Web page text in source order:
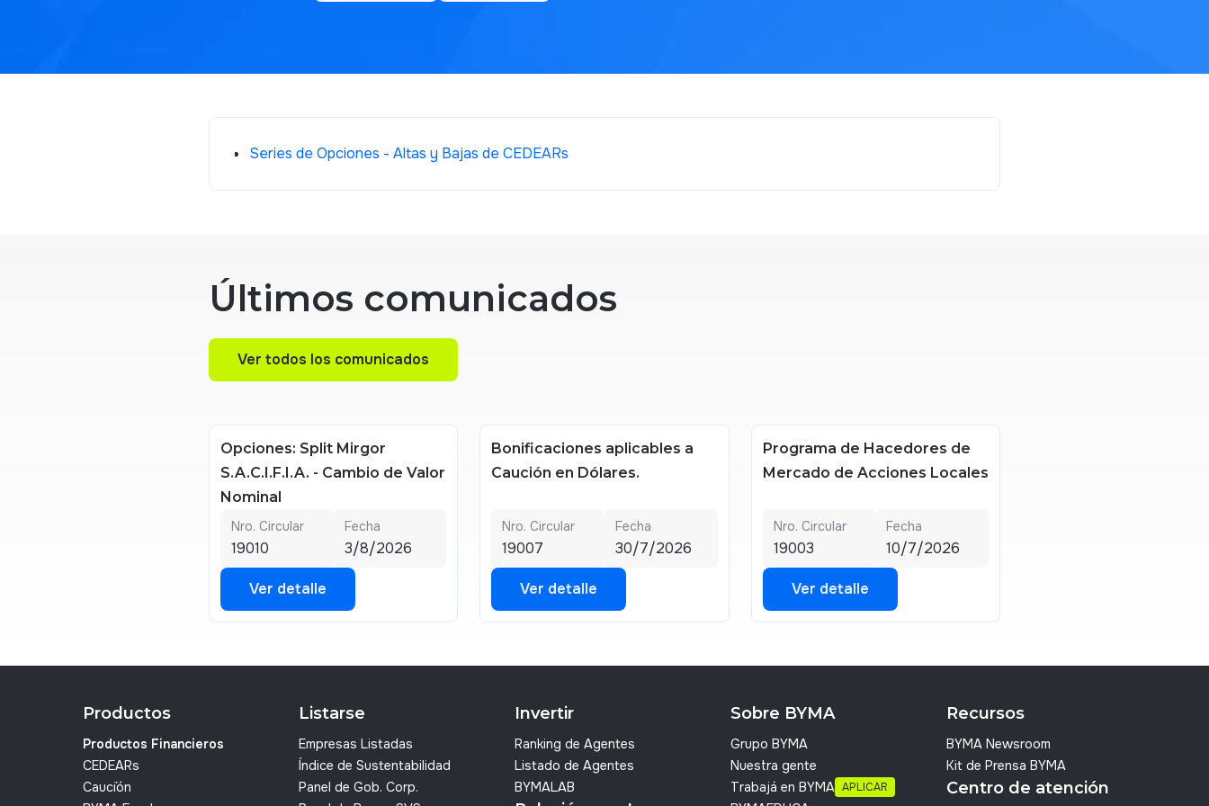
Series de Opciones - Altas y Bajas de CEDEARs
Últimos comunicados
Ver todos los comunicados
Opciones: Split Mirgor
S.A.C.I.F.I.A. - Cambio de Valor
Nominal
Nro. Circular
19010
Fecha
3/8/2026
Ver detalle
Bonificaciones aplicables a
Caución en Dólares.
Nro. Circular
19007
Fecha
30/7/2026
Ver detalle
Programa de Hacedores de
Mercado de Acciones Locales
Nro. Circular
19003
Fecha
10/7/2026
Ver detalle
Productos
Productos Financieros
CEDEARs
Cauci´ón
Listarse
Empresas Listadas
Índice de Sustentabilidad
Panel de Gob. Corp.
Invertir
Ranking de Agentes
Listado de Agentes
BYMALAB
Sobre BYMA
Grupo BYMA
Nuestra gente
Trabajá en BYMA APLICAR
Recursos
BYMA Newsroom
Kit de Prensa BYMA
Centro de atención